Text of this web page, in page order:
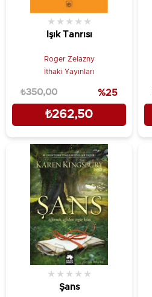
Işık Tanrısı
★ ★ ★ ★ ★
Roger Zelazny
İthaki Yayınları
₺262,50
₺350,00 %25
Şans
★ ★ ★ ★ ★